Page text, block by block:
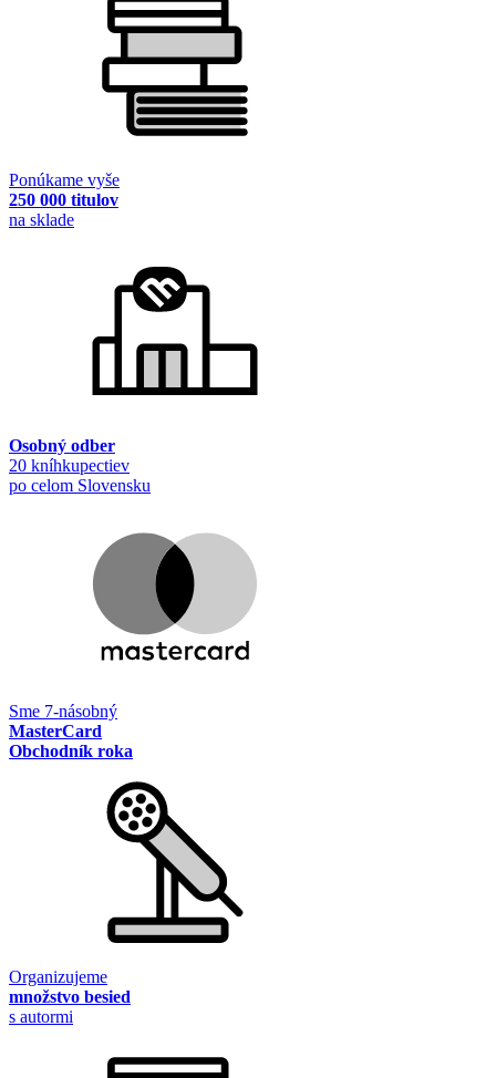
Ponúkame vyše
250 000 titulov
na sklade
Osobný odber
20 kníhkupectiev
po celom Slovensku
Sme 7-násobný
MasterCard
Obchodník roka
Organizujeme
množstvo besied
s autormi